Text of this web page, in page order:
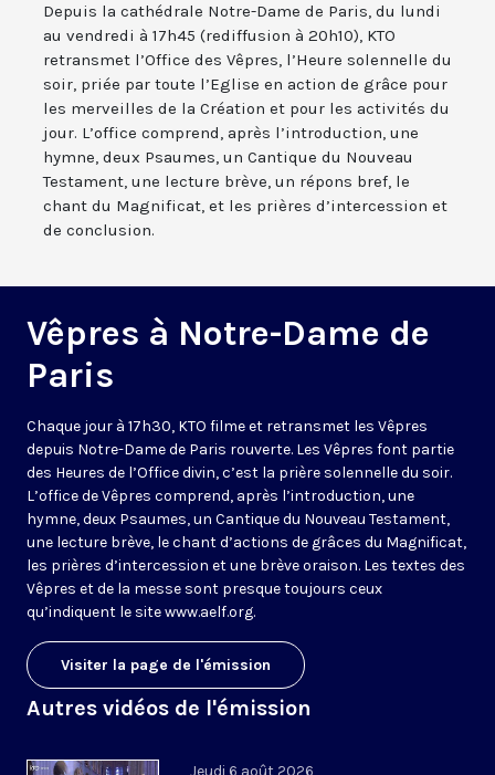
Depuis la cathédrale Notre-Dame de Paris, du lundi
au vendredi à 17h45 (rediffusion à 20h10), KTO
retransmet l’Office des Vêpres, l’Heure solennelle du
soir, priée par toute l’Eglise en action de grâce pour
les merveilles de la Création et pour les activités du
jour. L’office comprend, après l’introduction, une
hymne, deux Psaumes, un Cantique du Nouveau
Testament, une lecture brève, un répons bref, le
chant du Magnificat, et les prières d’intercession et
de conclusion.
Vêpres à Notre-Dame de
Paris
Chaque jour à 17h30, KTO filme et retransmet les Vêpres
depuis Notre-Dame de Paris rouverte. Les Vêpres font partie
des Heures de l’Office divin, c’est la prière solennelle du soir.
L’office de Vêpres comprend, après l’introduction, une
hymne, deux Psaumes, un Cantique du Nouveau Testament,
une lecture brève, le chant d’actions de grâces du Magnificat,
les prières d’intercession et une brève oraison. Les textes des
Vêpres et de la messe sont presque toujours ceux
qu’indiquent le sitewww.aelf.org.
Visiter la page de l'émission
Autres vidéos de l'émission
Jeudi 6 août 2026